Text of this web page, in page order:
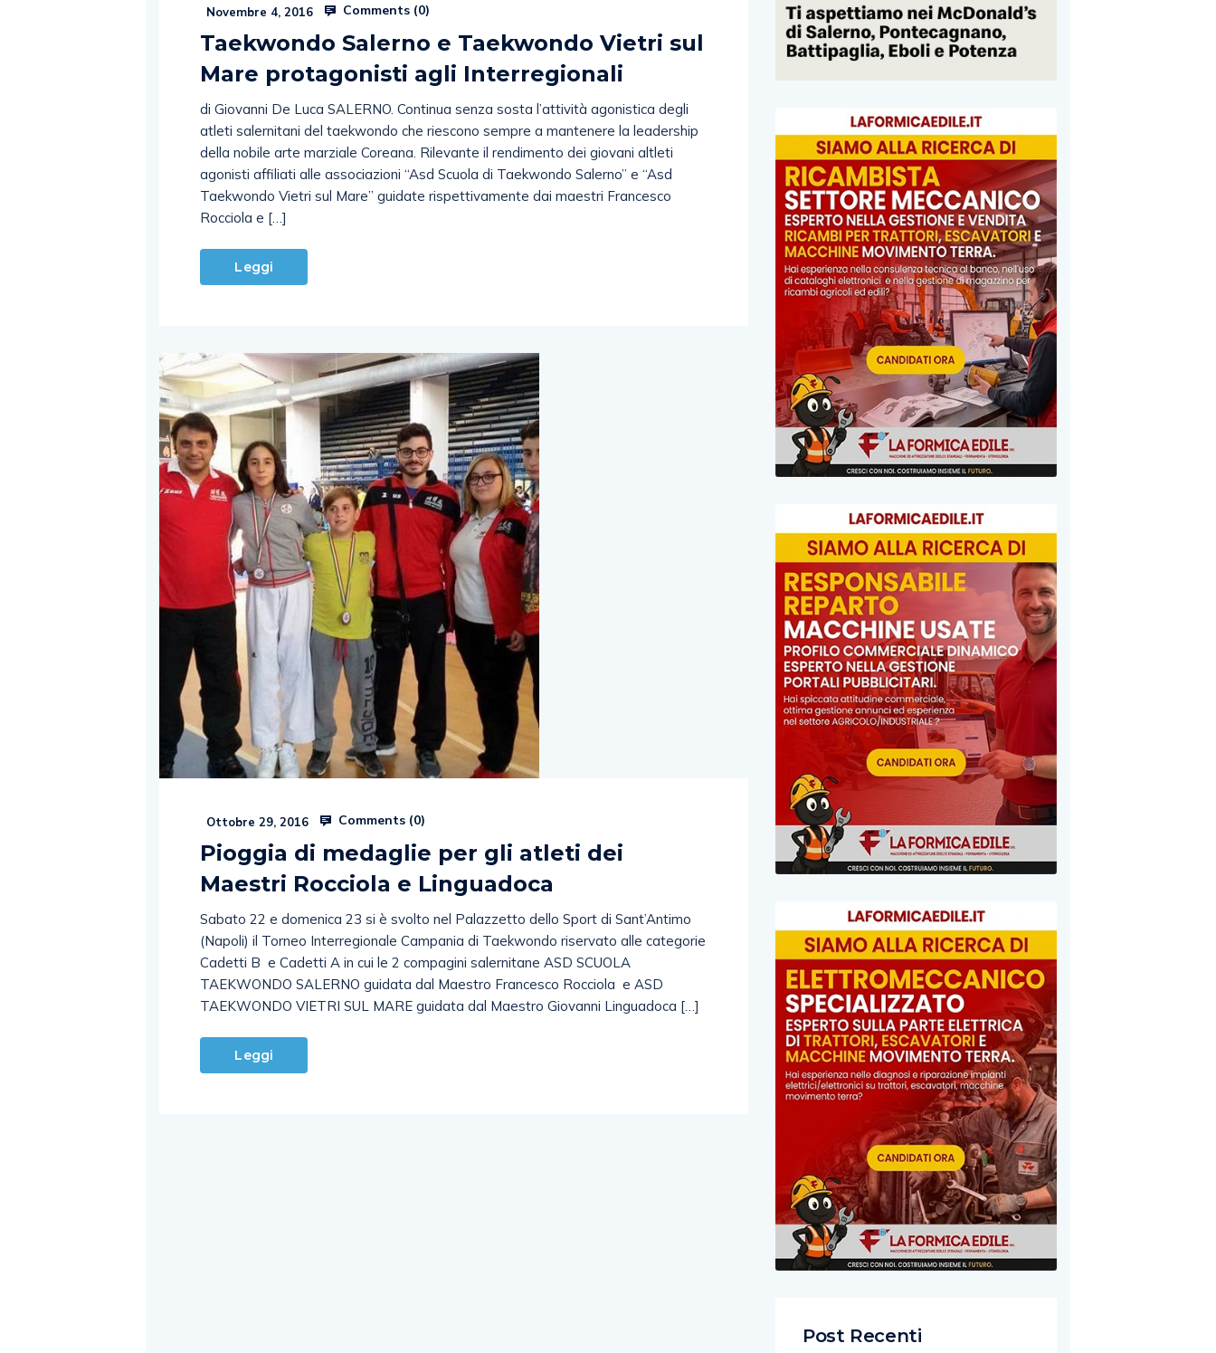
Novembre 4, 2016 Comments (0)
Taekwondo Salerno e Taekwondo Vietri sul
Mare protagonisti agli Interregionali
di Giovanni De Luca SALERNO. Continua senza sosta l’attività agonistica degli
atleti salernitani del taekwondo che riescono sempre a mantenere la leadership
della nobile arte marziale Coreana. Rilevante il rendimento dei giovani altleti
agonisti affiliati alle associazioni “Asd Scuola di Taekwondo Salerno” e “Asd
Taekwondo Vietri sul Mare” guidate rispettivamente dai maestri Francesco
Rocciola e […]
Leggi
Ottobre 29, 2016 Comments (0)
Pioggia di medaglie per gli atleti dei
Maestri Rocciola e Linguadoca
Sabato 22 e domenica 23 si è svolto nel Palazzetto dello Sport di Sant’Antimo
(Napoli) il Torneo Interregionale Campania di Taekwondo riservato alle categorie
Cadetti B e Cadetti A in cui le 2 compagini salernitane ASD SCUOLA
TAEKWONDO SALERNO guidata dal Maestro Francesco Rocciola e ASD
TAEKWONDO VIETRI SUL MARE guidata dal Maestro Giovanni Linguadoca […]
Leggi
Post Recenti